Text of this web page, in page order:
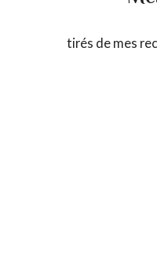
tirés de mes